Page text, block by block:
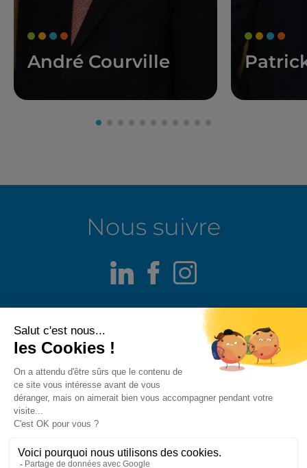
André Courville
Nous suivre
LinkedIn
Facebook
Instagram
Alerte fraude